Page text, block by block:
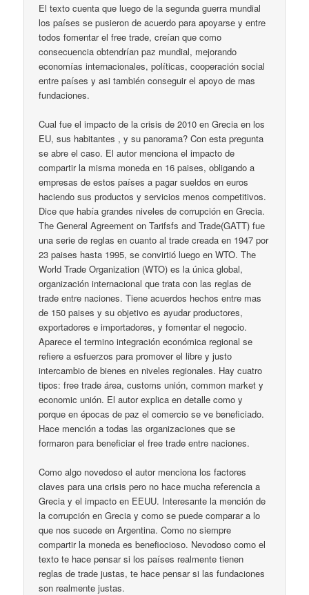
El texto cuenta que luego de la segunda guerra mundial
los países se pusieron de acuerdo para apoyarse y entre
todos fomentar el free trade, creían que como
consecuencia obtendrían paz mundial, mejorando
economías internacionales, políticas, cooperación social
entre países y asi también conseguir el apoyo de mas
fundaciones.
Cual fue el impacto de la crisis de 2010 en Grecia en los
EU, sus habitantes , y su panorama? Con esta pregunta
se abre el caso. El autor menciona el impacto de
compartir la misma moneda en 16 paises, obligando a
empresas de estos países a pagar sueldos en euros
haciendo sus productos y servicios menos competitivos.
Dice que había grandes niveles de corrupción en Grecia.
The General Agreement on Tarifsfs and Trade(GATT) fue
una serie de reglas en cuanto al trade creada en 1947 por
23 paises hasta 1995, se convirtió luego en WTO. The
World Trade Organization (WTO) es la única global,
organización internacional que trata con las reglas de
trade entre naciones. Tiene acuerdos hechos entre mas
de 150 paises y su objetivo es ayudar productores,
exportadores e importadores, y fomentar el negocio.
Aparece el termino integración económica regional se
refiere a esfuerzos para promover el libre y justo
intercambio de bienes en niveles regionales. Hay cuatro
tipos: free trade área, customs unión, common market y
economic unión. El autor explica en detalle como y
porque en épocas de paz el comercio se ve beneficiado.
Hace mención a todas las organizaciones que se
formaron para beneficiar el free trade entre naciones.
Como algo novedoso el autor menciona los factores
claves para una crisis pero no hace mucha referencia a
Grecia y el impacto en EEUU. Interesante la mención de
la corrupción en Grecia y como se puede comparar a lo
que nos sucede en Argentina. Como no siempre
compartir la moneda es benefiocioso. Nevodoso como el
texto te hace pensar si los países realmente tienen
reglas de trade justas, te hace pensar si las fundaciones
son realmente justas.